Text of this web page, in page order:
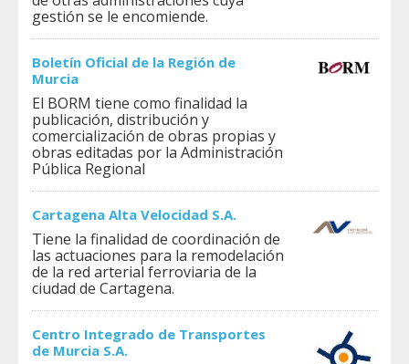
gestión se le encomiende.
Boletín Oficial de la Región de
Murcia
El BORM tiene como finalidad la
publicación, distribución y
comercialización de obras propias y
obras editadas por la Administración
Pública Regional
Cartagena Alta Velocidad S.A.
Tiene la finalidad de coordinación de
las actuaciones para la remodelación
de la red arterial ferroviaria de la
ciudad de Cartagena.
Centro Integrado de Transportes
de Murcia S.A.